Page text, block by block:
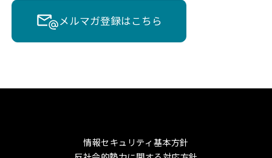
メルマガ登録はこちら
情報セキュリティ基本方針